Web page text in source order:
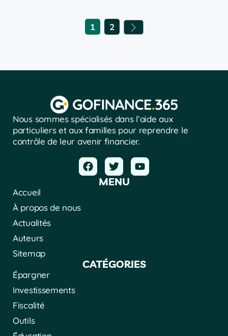
1 2
Nous sommes spécialisés dans l’aide aux
particuliers et aux familles pour reprendre le
contrôle de leur avenir financier.
MENU
Accueil
À propos de nous
Actualités
Auteurs
Sitemap
CATÉGORIES
Épargner
Investissements
Fiscalité
Outils